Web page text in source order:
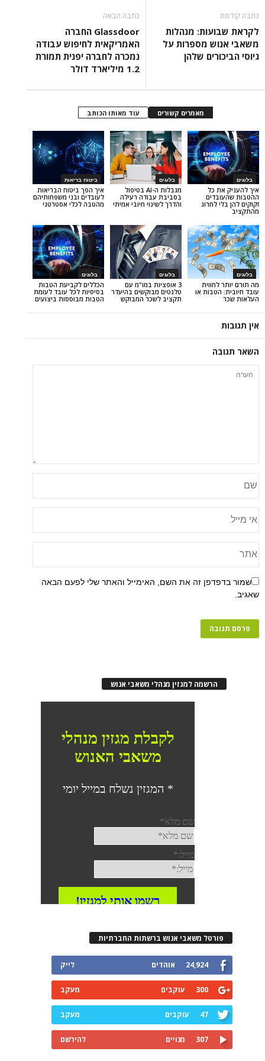
מנהלות
מספרות על
שלהן
Glassdoor החברה
האמריקאית לחיפוש עבודה
נמכרה לחברה יפנית תמורת
עוד מאותו הכותב
ביטוח בריאות
איך הפך ביטוח הבריאות
לעובדים ובני משפחותיהם
מהטבה לכלי אסטרטגי
בלוגים
מגבלות ה-AI בטיפול
בסביבת עבודה רעילה
והדרך לשינוי חיובי אמיתי
כל
בלוגים
הכללים לקביעת הטבות
בסיסיות לכל עובד לעומת
הטבות מבוססות ביצועים
בלוגים
3 אופציות במו"מ עם
טלנטים מבוקשים בהיעדר
תקציב לשכר המבוקש
או
זה את השם, האימייל והאתר שלי לפעם הבאה
הרשמה למגזין מנהלי משאבי אנוש
משאבי אנוש ברשתות החברתיות
אוהדים
עוקבים
עוקבים
מנויים